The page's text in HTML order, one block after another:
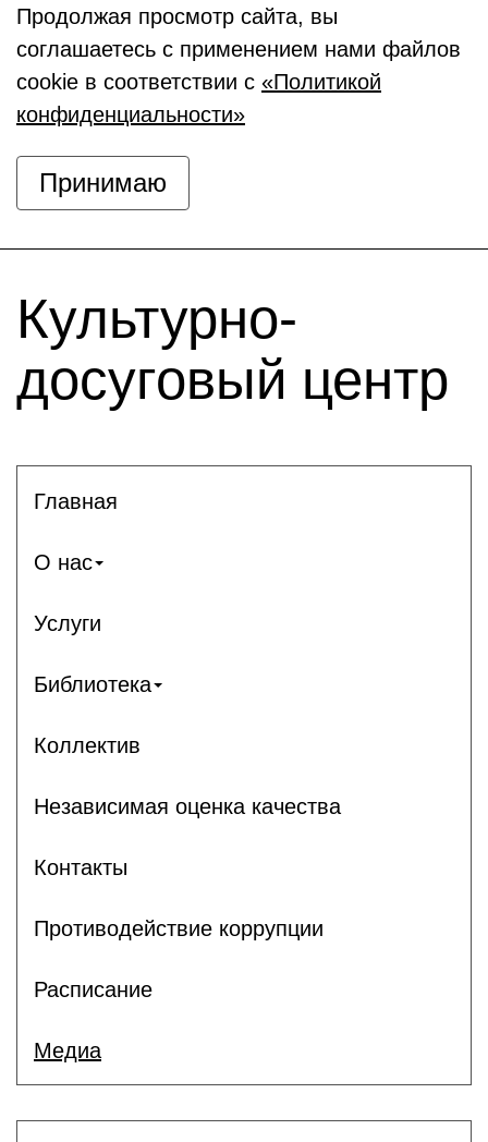
Продолжая просмотр сайта, вы
соглашаетесь с применением нами файлов
cookie в соответствии с «Политикой
конфиденциальности»
Принимаю
Культурно-
досуговый центр
Главная
О нас
Услуги
Библиотека
Коллектив
Независимая оценка качества
Контакты
Противодействие коррупции
Расписание
Медиа